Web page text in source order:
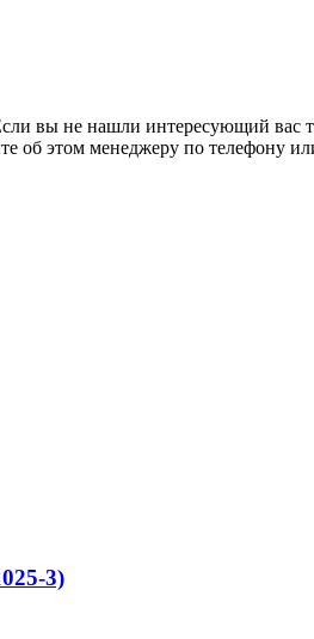
вы не нашли интересующий
об этом менеджеру по телефону
3)